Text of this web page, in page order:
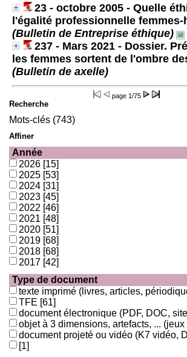
23 - octobre 2005 - Quelle
l'égalité professionnelle femmes-
(Bulletin de Entreprise éthique)
237 - Mars 2021 - Dossier.
les femmes sortent de l'ombre
(Bulletin de axelle)
page 1/75
Recherche
Mots-clés (743)
Affiner
Année
2026 [15]
2025 [53]
2024 [31]
2023 [45]
2022 [46]
2021 [48]
2020 [51]
2019 [68]
2018 [68]
2017 [42]
Type de document
texte imprimé (livres, articles,
TFE [61]
document électronique (PDF, DOC,
objet à 3 dimensions, artefacts, ...
document projeté ou vidéo (K7 vidéo,
[1]